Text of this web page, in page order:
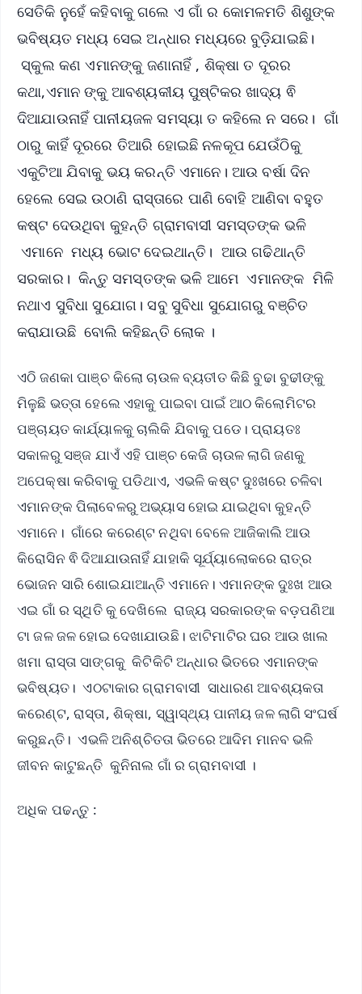
ସେତିକି ନୁହେଁ କହିବାକୁ ଗଲେ ଏ ଗାଁ ର କୋମଳମତି ଶିଶୁଙ୍କ
ଭବିଷ୍ୟତ ମଧ୍ୟ ସେଇ ଅନ୍ଧାର ମଧ୍ୟରେ ବୁଡ଼ିଯାଇଛି।
ସ୍କୁଲ କଣ ଏମାନଙ୍କୁ ଜଣାନାହିଁ , ଶିକ୍ଷା ତ ଦୂରର
କଥା,ଏମାନ ଙ୍କୁ ଆବଶ୍ୟକୀୟ ପୁଷ୍ଟିକର ଖାଦ୍ୟ ଵି
ଦିଆଯାଉନାହିଁ ପାନୀୟଜଳ ସମସ୍ୟା ତ କହିଲେ ନ ସରେ। ଗାଁ
ଠାରୁ କାହିଁ ଦୂରରେ ତିଆରି ହୋଇଛି ନଳକୂପ ଯେଉଁଠିକୁ
ଏକୁଟିଆ ଯିବାକୁ ଭୟ କରନ୍ତି ଏମାନେ। ଆଉ ବର୍ଷା ଦିନ
ହେଲେ ସେଇ ଉଠାଣି ରାସ୍ତାରେ ପାଣି ବୋହି ଆଣିବା ବହୁତ
କଷ୍ଟ ଦେଉଥିବା କୁହନ୍ତି ଗ୍ରାମବାସୀ ସମସ୍ତଙ୍କ ଭଳି
ଏମାନେ ମଧ୍ୟ ଭୋଟ ଦେଇଥାନ୍ତି। ଆଉ ଗଢିଥାନ୍ତି
ସରକାର। କିନ୍ତୁ ସମସ୍ତଙ୍କ ଭଳି ଆମେ ଏମାନଙ୍କ ମିଳି
ନଥାଏ ସୁବିଧା ସୁଯୋଗ। ସବୁ ସୁବିଧା ସୁଯୋଗରୁ ବଞ୍ଚିତ
କରାଯାଉଛି ବୋଲି କହିଛନ୍ତି ଲୋକ ।
ଏଠି ଜଣକା ପାଞ୍ଚ କିଲୋ ଚାଉଳ ବ୍ୟତୀତ କିଛି ବୁଢା ବୁଢୀଙ୍କୁ
ମିଳୁଛି ଭତ୍ତା ହେଲେ ଏହାକୁ ପାଇବା ପାଇଁ ଆଠ କିଲୋମିଟର
ପଞ୍ଚାୟତ କାର୍ଯ୍ୟାଳକୁ ଚାଲିକି ଯିବାକୁ ପଡେ। ପ୍ରାୟତଃ
ସକାଳରୁ ସଞ୍ଜ ଯାଏଁ ଏହି ପାଞ୍ଚ କେଜି ଚାଉଳ ଲାଗି ଜଣକୁ
ଅପେକ୍ଷା କରିବାକୁ ପଡିଥାଏ, ଏଭଳି କଷ୍ଟ ଦୁଃଖରେ ଚଳିବା
ଏମାନଙ୍କ ପିଲାବେଳରୁ ଅଭ୍ୟାସ ହୋଇ ଯାଇଥିବା କୁହନ୍ତି
ଏମାନେ। ଗାଁରେ କରେଣ୍ଟ ନଥିବା ବେଳେ ଆଜିକାଲି ଆଉ
କିରୋସିନ ଵି ଦିଆଯାଉନାହିଁ ଯାହାକି ସୂର୍ଯ୍ୟାଲୋକରେ ରାତ୍ର
ଭୋଜନ ସାରି ଶୋଇଯାଆନ୍ତି ଏମାନେ। ଏମାନଙ୍କ ଦୁଃଖ ଆଉ
ଏଇ ଗାଁ ର ସ୍ଥିତି କୁ ଦେଖିଲେ ରାଜ୍ୟ ସରକାରଙ୍କ ବଡ଼ପଣିଆ
ଟା ଜଳ ଜଳ ହୋଇ ଦେଖାଯାଉଛି। ଝାଟିମାଟିର ଘର ଆଉ ଖାଲ
ଖମା ରାସ୍ତା ସାଙ୍ଗକୁ କିଟିକିଟି ଅନ୍ଧାର ଭିତରେ ଏମାନଙ୍କ
ଭବିଷ୍ୟତ। ଏଠଟାକାର ଗ୍ରାମବାସୀ ସାଧାରଣ ଆବଶ୍ୟକତା
କରେଣ୍ଟ, ରାସ୍ତା, ଶିକ୍ଷା, ସ୍ୱାସ୍ଥ୍ୟ ପାନୀୟ ଜଳ ଲାଗି ସଂଘର୍ଷ
କରୁଛନ୍ତି। ଏଭଳି ଅନିଶ୍ଚିତତା ଭିତରେ ଆଦିମ ମାନବ ଭଳି
ଜୀବନ କାଟୁଛନ୍ତି କୁନିନାଲ ଗାଁ ର ଗ୍ରାମବାସୀ ।
ଅଧିକ ପଢନ୍ତୁ :